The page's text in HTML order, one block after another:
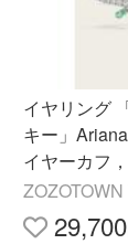
イヤリング
キー」
イヤーカフ
ルチカラー
ィング レデ
29,700